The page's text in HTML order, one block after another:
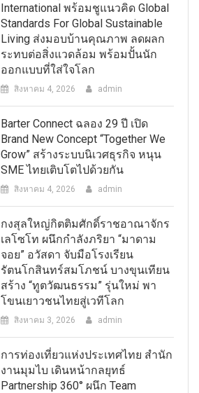
International พร้อมชูแนวคิด Global
Standards For Global Sustainable
Living ส่งมอบบ้านคุณภาพ ลดผลก
ระทบต่อสิ่งแวดล้อม พร้อมปั้นนัก
ออกแบบที่ใส่ใจโลก
สิงหาคม 4, 2026 admin
Barter Connect ฉลอง 29 ปี เปิด
Brand New Concept “Together We
Grow” สร้างระบบนิเวศธุรกิจ หนุน
SME ไทยเติบโตไปด้วยกัน
สิงหาคม 4, 2026 admin
กงสุลใหญ่กิตติมศักดิ์ราชอาณาจักร
เลโซโท ผนึกกำลังภริยา “มาดาม
จอย” อวัสดา จับมือโรงเรียน
รัตนโกสินทร์สมโภชน์ บางขุนเทียน
สร้าง “ทูตวัฒนธรรม” รุ่นใหม่ พา
โขนเยาวชนไทยสู่เวทีโลก
สิงหาคม 3, 2026 admin
การท่องเที่ยวแห่งประเทศไทย สำนัก
งานมุมไบ เดินหน้ากลยุทธ์
Partnership 360° ผนึก Team